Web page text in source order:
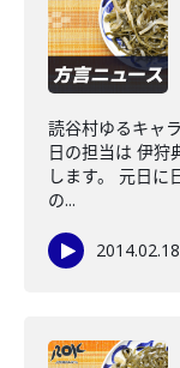
読谷村ゆるキ
日の担当は 伊狩
します。 元日に
の...
2014.02.18